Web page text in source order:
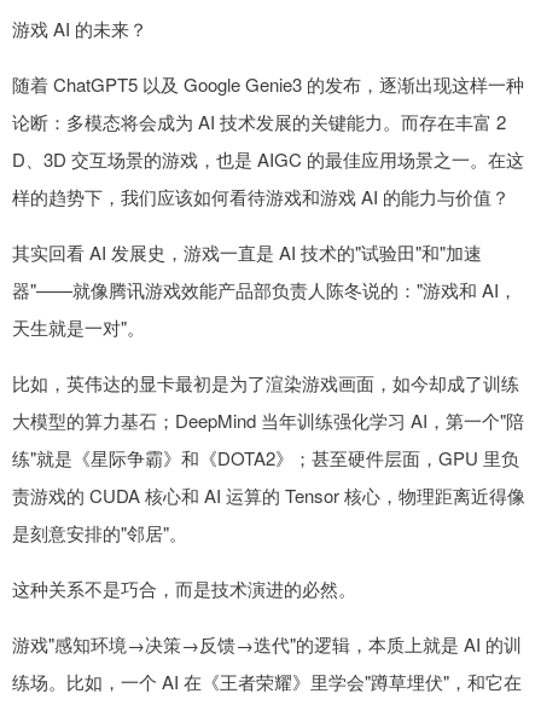
游戏 AI 的未来？
随着 ChatGPT5 以及 Google Genie3 的发布，逐渐出现这样一种
论断：多模态将会成为 AI 技术发展的关键能力。而存在丰富 2
D、3D 交互场景的游戏，也是 AIGC 的最佳应用场景之一。在这
样的趋势下，我们应该如何看待游戏和游戏 AI 的能力与价值？
其实回看 AI 发展史，游戏一直是 AI 技术的"试验田"和"加速
器"——就像腾讯游戏效能产品部负责人陈冬说的："游戏和 AI，
天生就是一对"。
比如，英伟达的显卡最初是为了渲染游戏画面，如今却成了训练
大模型的算力基石；DeepMind 当年训练强化学习 AI，第一个"陪
练"就是《星际争霸》和《DOTA2》；甚至硬件层面，GPU 里负
责游戏的 CUDA 核心和 AI 运算的 Tensor 核心，物理距离近得像
是刻意安排的"邻居"。
这种关系不是巧合，而是技术演进的必然。
游戏"感知环境→决策→反馈→迭代"的逻辑，本质上就是 AI 的训
练场。比如，一个 AI 在《王者荣耀》里学会"蹲草埋伏"，和它在